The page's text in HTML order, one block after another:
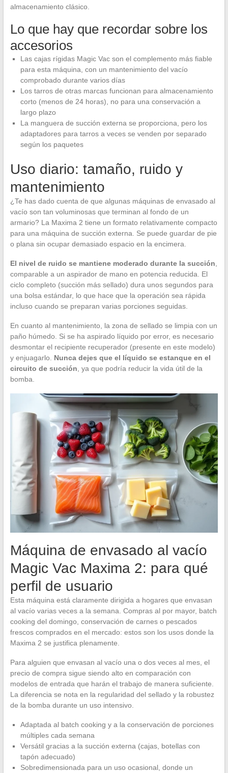
almacenamiento clásico.
Lo que hay que recordar sobre los
accesorios
Las cajas rígidas Magic Vac son el complemento más fiable
para esta máquina, con un mantenimiento del vacío
comprobado durante varios días
Los tarros de otras marcas funcionan para almacenamiento
corto (menos de 24 horas), no para una conservación a
largo plazo
La manguera de succión externa se proporciona, pero los
adaptadores para tarros a veces se venden por separado
según los paquetes
Uso diario: tamaño, ruido y
mantenimiento
¿Te has dado cuenta de que algunas máquinas de envasado al
vacío son tan voluminosas que terminan al fondo de un
armario? La Maxima 2 tiene un formato relativamente compacto
para una máquina de succión externa. Se puede guardar de pie
o plana sin ocupar demasiado espacio en la encimera.
El nivel de ruido se mantiene moderado durante la succión,
comparable a un aspirador de mano en potencia reducida. El
ciclo completo (succión más sellado) dura unos segundos para
una bolsa estándar, lo que hace que la operación sea rápida
incluso cuando se preparan varias porciones seguidas.
En cuanto al mantenimiento, la zona de sellado se limpia con un
paño húmedo. Si se ha aspirado líquido por error, es necesario
desmontar el recipiente recuperador (presente en este modelo)
y enjuagarlo. Nunca dejes que el líquido se estanque en el
circuito de succión, ya que podría reducir la vida útil de la
bomba.
Máquina de envasado al vacío
Magic Vac Maxima 2: para qué
perfil de usuario
Esta máquina está claramente dirigida a hogares que envasan
al vacío varias veces a la semana. Compras al por mayor, batch
cooking del domingo, conservación de carnes o pescados
frescos comprados en el mercado: estos son los usos donde la
Maxima 2 se justifica plenamente.
Para alguien que envasan al vacío una o dos veces al mes, el
precio de compra sigue siendo alto en comparación con
modelos de entrada que harán el trabajo de manera suficiente.
La diferencia se nota en la regularidad del sellado y la robustez
de la bomba durante un uso intensivo.
Adaptada al batch cooking y a la conservación de porciones
múltiples cada semana
Versátil gracias a la succión externa (cajas, botellas con
tapón adecuado)
Sobredimensionada para un uso ocasional, donde un